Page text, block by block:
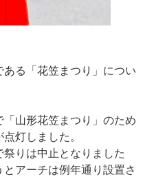
る「花笠まつり」につい
「山形花笠まつり」のため
灯しました。
りは中止となりました
アーチは例年通り設置さ